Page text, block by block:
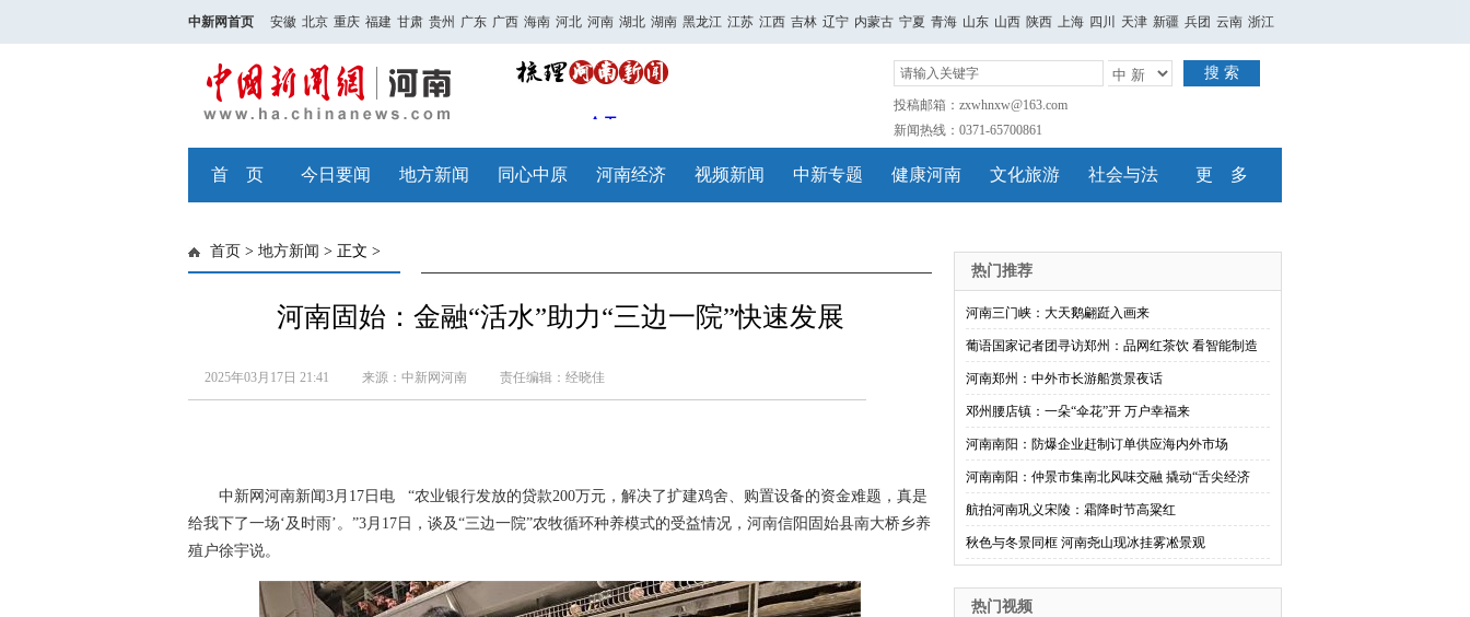
中新网首页 安徽 北京 重庆 福建 甘肃 贵州 广东 广西 海南 河北 河南 湖北 湖南 黑龙江 江苏 江西 吉林 辽宁 内蒙古 宁夏 青海 山东 山西 陕西 上海 四川 天津 新疆 兵团 云南 浙江
搜 索
投稿邮箱：zxwhnxw@163.com
新闻热线：0371-65700861
首 页 今日要闻 地方新闻 同心中原 河南经济 视频新闻 中新专题 健康河南 文化旅游 社会与法 更 多
首页 > 地方新闻 > 正文 >
河南固始：金融“活水”助力“三边一院”快速发展
2025年03月17日 21:41 来源：中新网河南 责任编辑：经晓佳
中新网河南新闻3月17日电 “农业银行发放的贷款200万元，解决了扩建鸡舍、购置设备的资金难题，真是
给我下了一场‘及时雨’。”3月17日，谈及“三边一院”农牧循环种养模式的受益情况，河南信阳固始县南大桥乡养
殖户徐宇说。
热门推荐
河南三门峡：大天鹅翩跹入画来
葡语国家记者团寻访郑州：品网红茶饮 看智能制造
河南郑州：中外市长游船赏景夜话
邓州腰店镇：一朵“伞花”开 万户幸福来
河南南阳：防爆企业赶制订单供应海内外市场
河南南阳：仲景市集南北风味交融 撬动“舌尖经济
航拍河南巩义宋陵：霜降时节高粱红
秋色与冬景同框 河南尧山现冰挂雾凇景观
热门视频